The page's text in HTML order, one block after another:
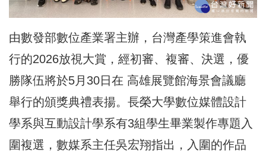
由數發部數位產業署主辦，台灣產學策進會執
行的2026放視大賞，經初審、複審、決選，優
勝隊伍將於5月30日在 高雄展覽館海景會議廳
舉行的頒獎典禮表揚。長榮大學數位媒體設計
學系與互動設計學系有3組學生畢業製作專題入
圍複選，數媒系主任吳宏翔指出，入圍的作品